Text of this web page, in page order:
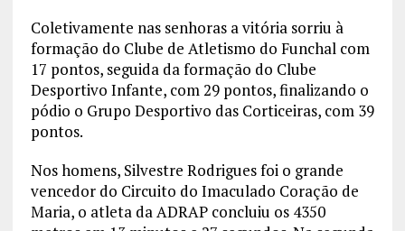
Coletivamente nas senhoras a vitória sorriu à
formação do Clube de Atletismo do Funchal com
17 pontos, seguida da formação do Clube
Desportivo Infante, com 29 pontos, finalizando o
pódio o Grupo Desportivo das Corticeiras, com 39
pontos.
Nos homens, Silvestre Rodrigues foi o grande
vencedor do Circuito do Imaculado Coração de
Maria, o atleta da ADRAP concluiu os 4350